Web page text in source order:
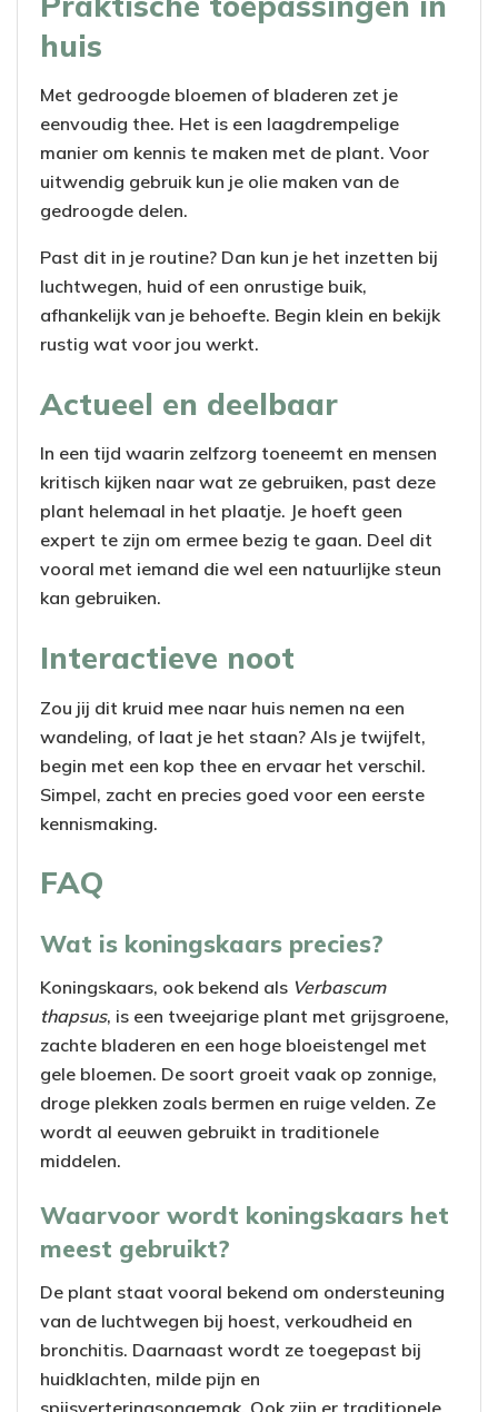
huis
Met gedroogde bloemen of bladeren zet je
eenvoudig thee. Het is een laagdrempelige
manier om kennis te maken met de plant. Voor
uitwendig gebruik kun je olie maken van de
gedroogde delen.
Past dit in je routine? Dan kun je het inzetten bij
luchtwegen, huid of een onrustige buik,
afhankelijk van je behoefte. Begin klein en bekijk
rustig wat voor jou werkt.
Actueel en deelbaar
In een tijd waarin zelfzorg toeneemt en mensen
kritisch kijken naar wat ze gebruiken, past deze
plant helemaal in het plaatje. Je hoeft geen
expert te zijn om ermee bezig te gaan. Deel dit
vooral met iemand die wel een natuurlijke steun
kan gebruiken.
Interactieve noot
Zou jij dit kruid mee naar huis nemen na een
wandeling, of laat je het staan? Als je twijfelt,
begin met een kop thee en ervaar het verschil.
Simpel, zacht en precies goed voor een eerste
kennismaking.
FAQ
Wat is koningskaars precies?
Koningskaars, ook bekend als Verbascum
thapsus, is een tweejarige plant met grijsgroene,
zachte bladeren en een hoge bloeistengel met
gele bloemen. De soort groeit vaak op zonnige,
droge plekken zoals bermen en ruige velden. Ze
wordt al eeuwen gebruikt in traditionele
middelen.
Waarvoor wordt koningskaars het
meest gebruikt?
De plant staat vooral bekend om ondersteuning
van de luchtwegen bij hoest, verkoudheid en
bronchitis. Daarnaast wordt ze toegepast bij
huidklachten, milde pijn en
spijsverteringsongemak. Ook zijn er traditionele